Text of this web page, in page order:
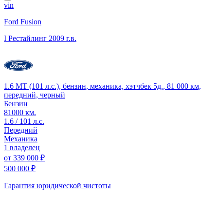
vin
Ford Fusion
I Рестайлинг 2009 г.в.
1.6 MT (101 л.с.), бензин, механика, хэтчбек 5д., 81 000 км,
передний, черный
Бензин
81000 км.
1.6 / 101 л.с.
Передний
Механика
1 владелец
от 339 000 ₽
500 000 ₽
Гарантия юридической чистоты